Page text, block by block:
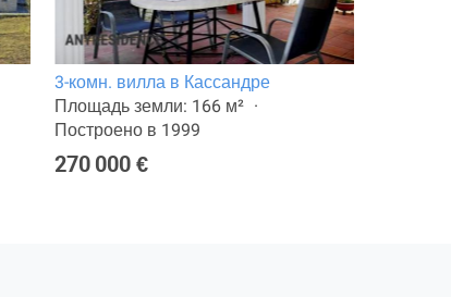
3-комн. вилла в Кассандре
Площадь земли: 166 м²
Построено в 1999
270 000 €